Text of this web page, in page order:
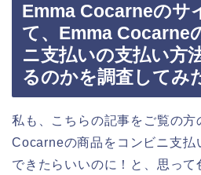
Emma Cocarneのサ
て、Emma Cocarne
ニ支払いの支払い方
るのかを調査してみ
私も、こちらの記事をご覧の方
Cocarneの商品をコンビニ支払
できたらいいのに！と、思って